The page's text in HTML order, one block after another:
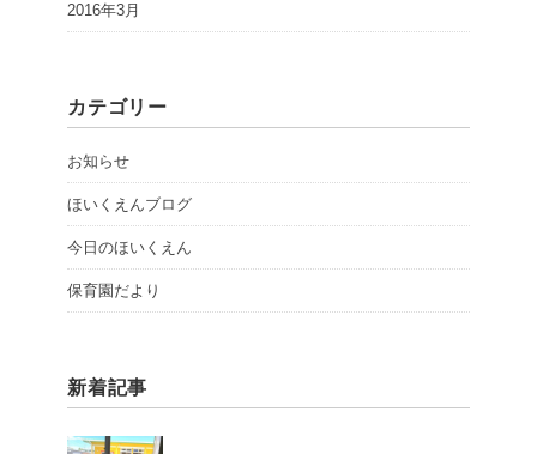
2016年3月
カテゴリー
お知らせ
ほいくえんブログ
今日のほいくえん
保育園だより
新着記事